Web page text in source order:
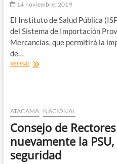
14 noviembre, 2019
El Instituto de Salud Pública
del Sistema de Importación
Mercancías, que permitirá la
de…
Ver másISP
que
permitirá
comprar
medicamentos
en
el
ATACAMA NACIONAL
Consejo de
nuevamente la
seguridad